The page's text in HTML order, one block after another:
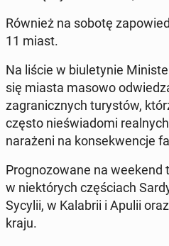
Również na sobotę
11 miast.
Na liście w biu­le­ty­nie
się miasta masowo
za­gra­nicz­nych tu­ry­stów,
często nie­świa­do­mi
na­ra­że­ni na kon­se­kwen­cje
Pro­gno­zo­wa­ne na
w nie­któ­rych czę­ściach
Sycylii, w Ka­la­brii i Apulii
kraju.